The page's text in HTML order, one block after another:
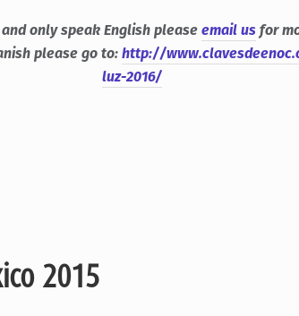
only speak English pleaseemail usfor
please go to:http://
luz-2016/
2015